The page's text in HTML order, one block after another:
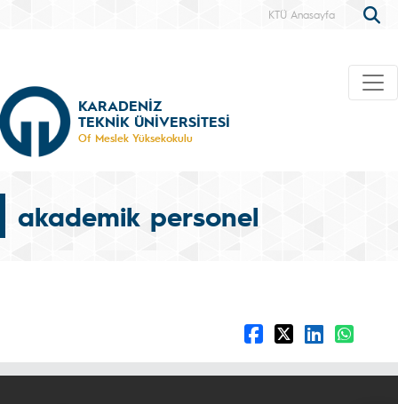
KTÜ Anasayfa
KARADENİZ
TEKNİK ÜNİVERSİTESİ
Of Meslek Yüksekokulu
akademik personel